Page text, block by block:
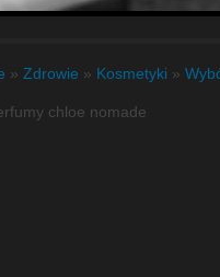
» Zdrowie » Kosmetyki »